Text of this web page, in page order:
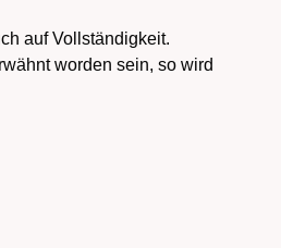
auf Vollständigkeit.
worden sein, so wird